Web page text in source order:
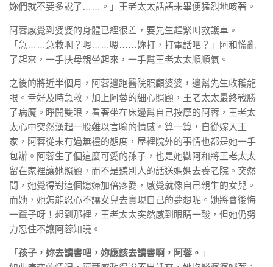
妳們就不要多說了……。」王老太太話語未畢便猛烈地咳著。
阿蓉感覺到婆婆的身體已經很差，要先生趕緊叫救護車。
「急……急救啊？嗯……嗯……妳打，打電話吧？」阿和慌亂
了起來，一手扶母親坐起來，一手幫王老太太順順氣。
之後的將近半個月，阿蓉邊跑醫院照顧婆婆，邊幫先生收穫龍
眼。幸好及時急救，加上阿蓉的細心照顧，王老太太最終戰勝
了病魔。睜開雙眼，看著坐在床邊幫自己按摩的阿蓉，王老太
太心中突然湧起一股難以言喻的情感。算一算，自從嫁入王
家，阿蓉從未有過無禮的態度，屋裡院外的事情也都是她一手
包辦。阿蓉生了個這麼可愛的孫子，也是她勸阿和將王老太太
留在家裡讓她照顧，而不是聽別人的話送媽媽去養老院。突然
間，她覺得對這個媳婦加倍疼愛，感覺就像自己親生的女兒。
而她，她怎能忍心不讓女兒去實現自己的夢想呢。她將會後悔
一輩子呀！想到那裡，王老太太突然感到眼睛一酸，但她仍努
力忍住不讓阿蓉知曉。
「 孩子，妳去讀書吧，妳應該去讀書啊，阿蓉。 」